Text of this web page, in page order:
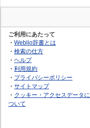
ご利用にあたって
・ Weblio辞書とは
・ 検索の仕方
・ ヘルプ
・ 利用規約
・ プライバシーポリシー
・ サイトマップ
・ クッキー・アクセスデータに
ついて